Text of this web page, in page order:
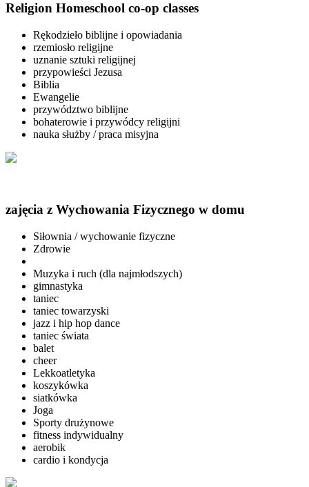
Religion Homeschool co-op classes
Rękodzieło biblijne i opowiadania
rzemiosło religijne
uznanie sztuki religijnej
przypowieści Jezusa
Biblia
Ewangelie
przywództwo biblijne
bohaterowie i przywódcy religijni
nauka służby / praca misyjna
zajęcia z Wychowania Fizycznego w domu
Siłownia / wychowanie fizyczne
Zdrowie
Muzyka i ruch (dla najmłodszych)
gimnastyka
taniec
taniec towarzyski
jazz i hip hop dance
taniec świata
balet
cheer
Lekkoatletyka
koszykówka
siatkówka
Joga
Sporty drużynowe
fitness indywidualny
aerobik
cardio i kondycja